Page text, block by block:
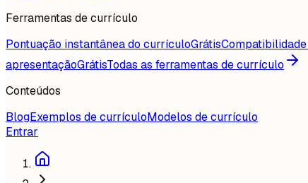
Ferramentas de currículo
Pontuação instantânea do currículoGrátis
apresentaçãoGrátisTodas as ferramentas de currículo
Conteúdos
BlogExemplos de currículoModelos de currículo
Entrar